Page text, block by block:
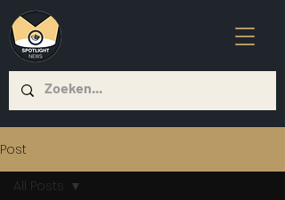
Post
All Posts